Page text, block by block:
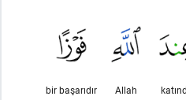
Allah
bir başarıdır